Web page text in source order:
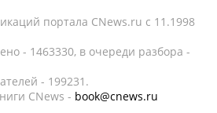
портала CNews.ru c 11.1998
- 1463330, в очереди разбора -
- 199231.
CNews - book@cnews.ru